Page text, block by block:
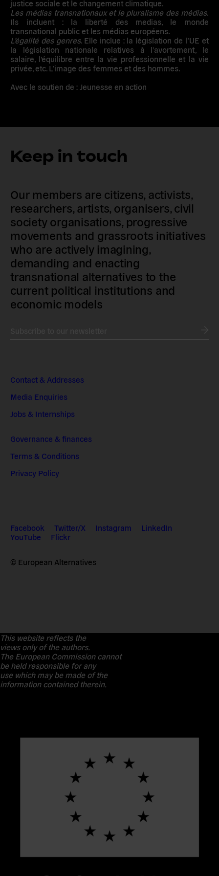
justice sociale et le changement climatique.
Les médias transnationaux et le pluralisme des médias.
Ils incluent : la liberté des medias, le monde
transnational public et les médias européens.
L’égalité des genres. Elle inclue : la législation de l’UE et
la législation nationale relatives à l’avortement, le
salaire, l’équilibre entre la vie professionnelle et la vie
privée, etc. L’image des femmes et des hommes.
Avec le soutien de : Jeunesse en action
Keep in touch
Our members are citizens, activists,
researchers, artists, organisers, civil
society organisations, progressive
movements and grassroots initiatives
who are actively imagining,
demanding and enacting
transnational alternatives to the
current political institutions and
economic models
Contact & Addresses
Media Enquiries
Jobs & Internships
Governance & finances
Terms & Conditions
Privacy Policy
Facebook Twitter/X Instagram
LinkedIn
YouTube
Flickr
© European Alternatives
This website reflects the
views only of the authors.
The European Commission cannot
be held responsible for any
use which may be made of the
information contained therein.